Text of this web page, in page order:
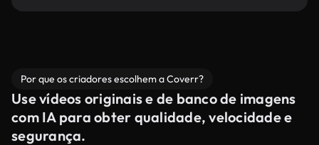
Por que os criadores escolhem a Coverr?
Use vídeos originais e de banco de imagens
com IA para obter qualidade, velocidade e
segurança.